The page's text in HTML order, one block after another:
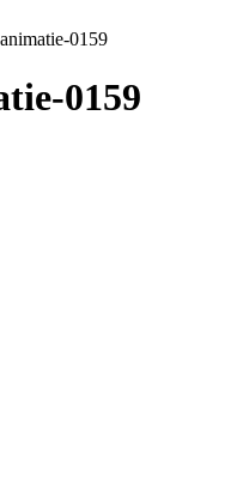
0159
0159